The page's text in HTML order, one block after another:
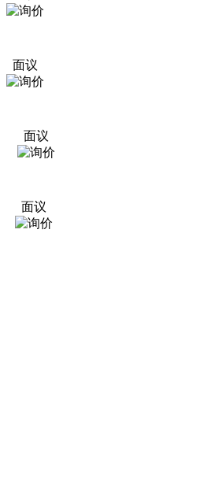
面议
面议
面议